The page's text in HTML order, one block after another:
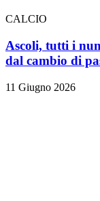
CALCIO
Ascoli, tutti i
dal cambio di
11 Giugno 2026